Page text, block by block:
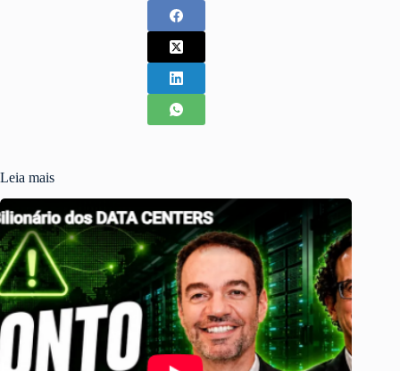
Leia mais